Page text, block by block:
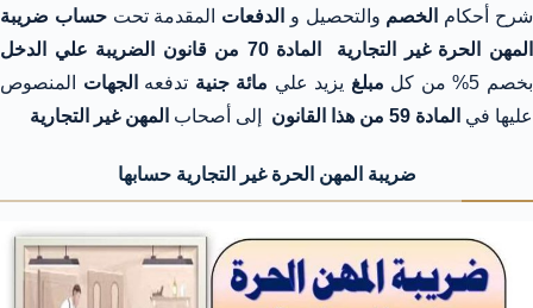
شرح أحكام الخصم والتحصيل و الدفعات المقدمة تحتحساب ضريبة
المهن الحرة غير التجارية
المادة 70 من قانون الضريبة علي الدخل
بخصم 5% من كل
مبلغ يزيد علي مائة جنية تدفعه الجهات المنصوص
عليها في المادة 59 من هذا القانون إلى أصحاب المهن غير التجارية
ضريبة المهن الحرة غير التجارية حسابها